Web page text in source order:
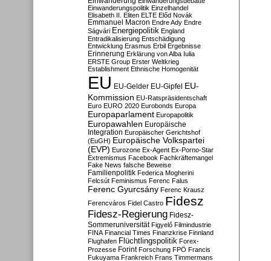
Einwanderungspolitik Einzelhandel
Elisabeth II. Eliten ELTE Előd Novák
Emmanuel Macron Endre Ady Endre
Ságvári Energiepolitik England
Entradikalisierung Entschädigung
Entwicklung Erasmus Erbil Ergebnisse
Erinnerung Erklärung von Alba Iulia
ERSTE Group Erster Weltkrieg
Establishment Ethnische Homogenität
EU EU-Gelder EU-Gipfel EU-
Kommission EU-Ratspräsidentschaft
Euro EURO 2020 Eurobonds Europa
Europaparlament Europapolitik
Europawahlen Europäische
Integration Europäischer Gerichtshof
(EuGH) Europäische Volkspartei
(EVP) Eurozone Ex-Agent Ex-Porno-Star
Extremismus Facebook Fachkräftemangel
Fake News falsche Beweise
Familienpolitik Federica Mogherini
Felcsút Feminismus Ferenc Falus
Ferenc Gyurcsány Ferenc Krausz
Ferencváros Fidel Castro Fidesz
Fidesz-Regierung Fidesz-
Sommeruniversität Figyelő Filmindustrie
FINA Financial Times Finanzkrise Finnland
Flughafen Flüchtlingspolitik Forex-
Prozesse Forint Forschung FPÖ Francis
Fukuyama Frankreich Frans Timmermans